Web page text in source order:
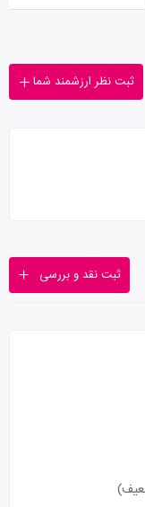
ثبت نظر ارزشمند شما
ثبت نقد و بررسی